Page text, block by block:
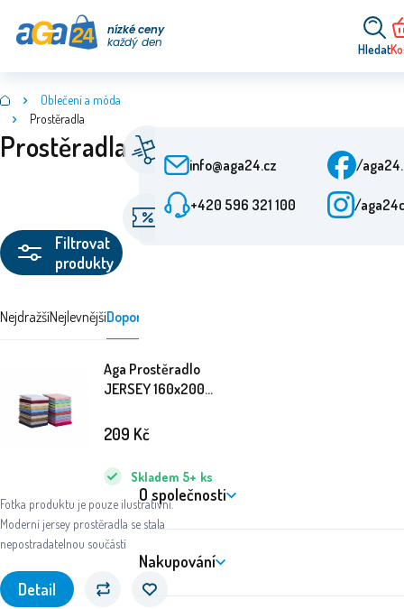
nízké ceny
každý den
Hledat
Oblečení a móda
Prostěradla
Prostěradla
Filtrovat
produkty
NejdražšíNejlevnějšíDoporučujeme
Aga Prostěradlo
JERSEY 160x200
Fotka produktu je pouze ilustrativní.
Moderní jersey prostěradla se stala
nepostradatelnou součástí
Skladem 5+ ks
209 Kč
Detail
Od objednání 24 h
Akční nabídky
O společnosti
Nakupování
/
/
info@aga24.cz
+420 596 321 100